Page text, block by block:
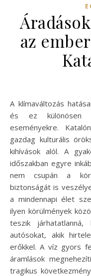
az
A klímaváltozás hatásai egyre érezhetőbbek világszerte,
és ez különösen
eseményekre.
gazdag kulturális
kihívások alól. A
időszakban egyre
nem csupán a
biztonságát is
a mindennapi élet
ilyen körülmények
teszik
autósokat, akik
erőkkel. A víz gyors
áramlások
tragikus